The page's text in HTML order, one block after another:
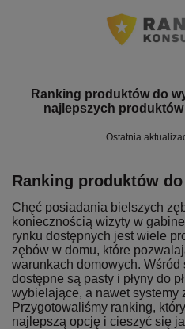
Ranking produktów do
najlepszych
Ostatnia
Ranking produktów
Chęć posiadania bielszych
koniecznością wizyty w
rynku dostępnych jest wiele
zębów w domu, które
warunkach domowych.
dostępne są pasty i płyny do
wybielające, a nawet systemy
Przygotowaliśmy ranking,
najlepszą opcję i cieszyć się